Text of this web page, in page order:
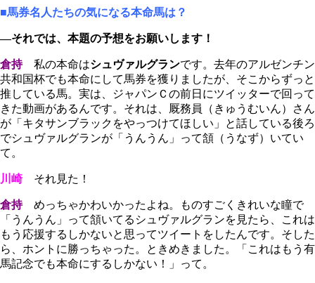
■馬券名人たちの気になる本命馬は？
―それでは、本題の予想をお願いします！
倉持私の本命はシュヴァルグランです。去年のアルゼンチン
共和国杯でも本命にして馬券を獲りましたが、そこからずっと
推している馬。実は、ジャパンＣの前日にツイッターで回って
きた動画があるんです。それは、厩務員（きゅうむいん）さん
が「キタサンブラックをやっつけてほしい」と話している後ろ
でシュヴァルグランが「うんうん」って頷（うなず）いてい
て。
川崎それ見た！
倉持めっちゃかわいかったよね。ものすごくきれいな瞳で
「うんうん」って頷いてるシュヴァルグランを見たら、これは
もう応援するしかないと思ってツイートをしたんです。そした
ら、ホントに勝っちゃった。ときめきました。「これはもう有
馬記念でも本命にするしかない！」って。